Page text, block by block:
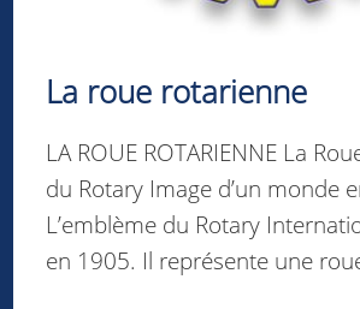
La roue rotarienne
LA ROUE ROTARIENNE La
du Rotary Image d’un monde
L’emblème du Rotary
en 1905. Il représente une